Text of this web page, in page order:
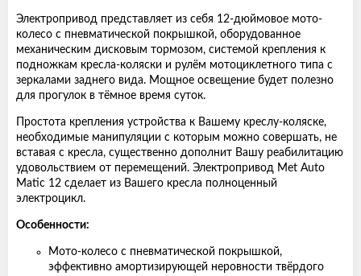
Электропривод представляет из себя 12-дюймовое мото-
колесо с пневматической покрышкой, оборудованное
механическим дисковым тормозом, системой крепления к
подножкам кресла-коляски и рулём мотоциклетного типа с
зеркалами заднего вида. Мощное освещение будет полезно
для прогулок в тёмное время суток.
Простота крепления устройства к Вашему креслу-коляске,
необходимые манипуляции с которым можно совершать, не
вставая с кресла, существенно дополнит Вашу реабилитацию
удовольствием от перемещений. Электропривод Met Auto
Matic 12 сделает из Вашего кресла полноценный
электроцикл.
Особенности:
Мото-колесо с пневматической покрышкой,
эффективно амортизирующей неровности твёрдого